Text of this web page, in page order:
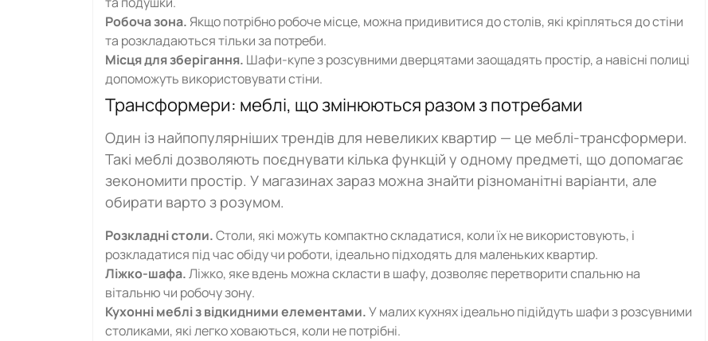
Робоча зона. Якщо потрібно робоче місце, можна придивитися до столів, які кріпляться до стіни
та розкладаються тільки за потреби.
Місця для зберігання. Шафи-купе з розсувними дверцятами заощадять простір, а навісні полиці
допоможуть використовувати стіни.
Трансформери: меблі, що змінюються разом з потребами
Один із найпопулярніших трендів для невеликих квартир — це меблі-трансформери.
Такі меблі дозволяють поєднувати кілька функцій у одному предметі, що допомагає
зекономити простір. У магазинах зараз можна знайти різноманітні варіанти, але
обирати варто з розумом.
Розкладні столи.Столи, які можуть компактно складатися, коли їх не використовують, і
розкладатися під час обіду чи роботи, ідеально підходять для маленьких квартир.
Ліжко-шафа.Ліжко, яке вдень можна скласти в шафу, дозволяє перетворити спальню на
вітальню чи робочу зону.
Кухонні меблі з відкидними елементами.У малих кухнях ідеально підійдуть шафи з розсувними
столиками, які легко ховаються, коли не потрібні.